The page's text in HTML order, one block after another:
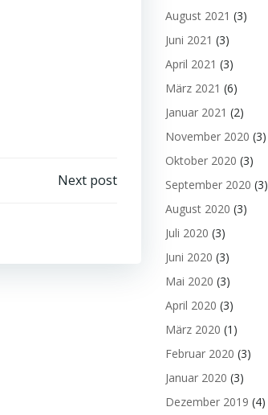
Next post
August 2021 (3)
Juni 2021 (3)
April 2021 (3)
März 2021 (6)
Januar 2021 (2)
November 2020 (3)
Oktober 2020 (3)
September 2020 (3)
August 2020 (3)
Juli 2020 (3)
Juni 2020 (3)
Mai 2020 (3)
April 2020 (3)
März 2020 (1)
Februar 2020 (3)
Januar 2020 (3)
Dezember 2019 (4)